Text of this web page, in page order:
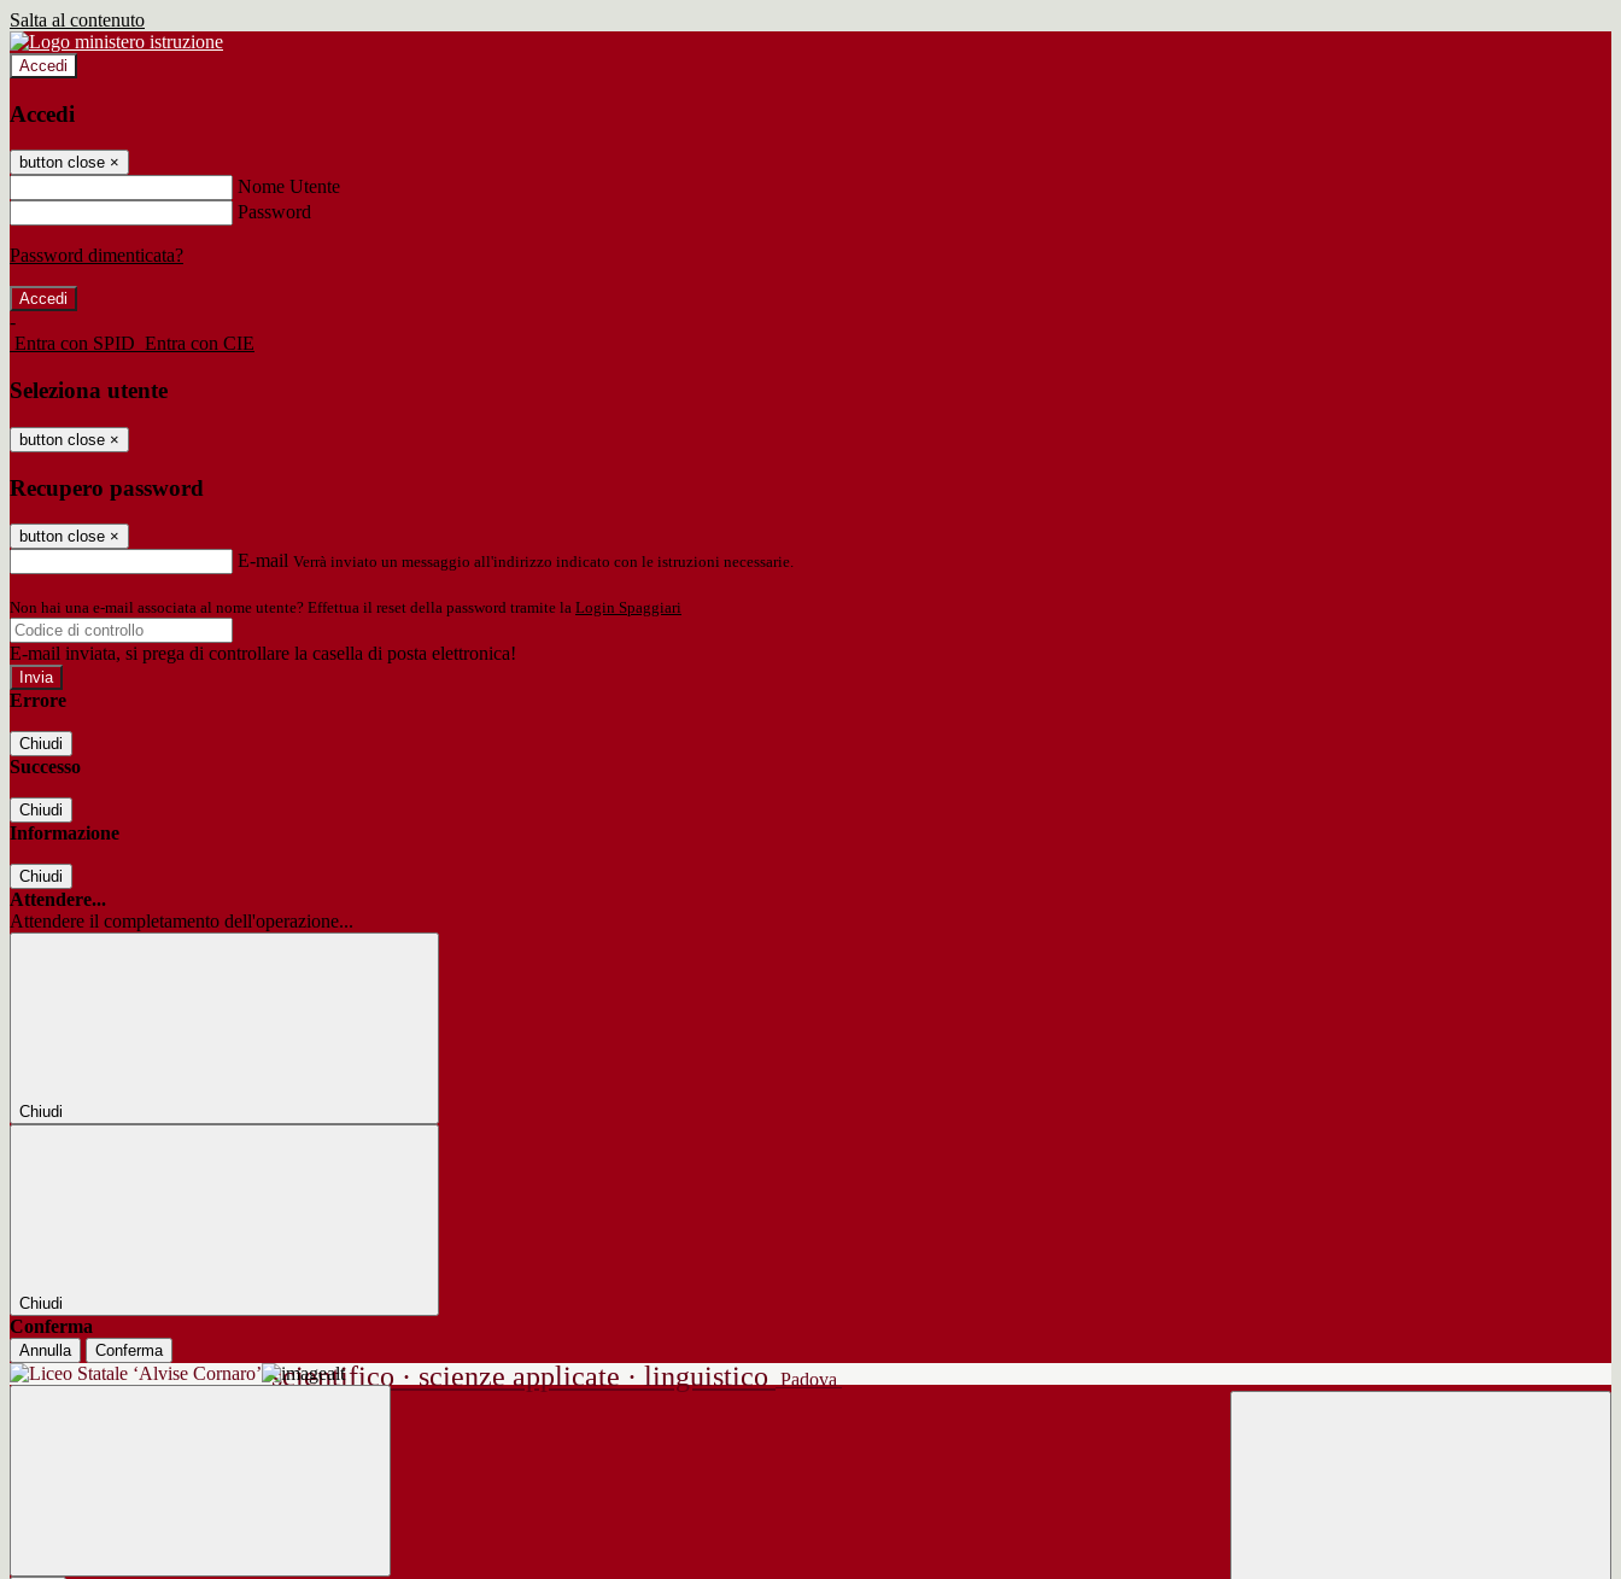
Salta al contenuto
Accedi
Accedi
button close ×
Nome Utente
Password
Password dimenticata?
-
Entra con SPID Entra con CIE
Seleziona utente
button close ×
Recupero password
button close ×
E-mail Verrà inviato un messaggio all'indirizzo indicato con le istruzioni necessarie.
Non hai una e-mail associata al nome utente? Effettua il reset della password tramite la Login Spaggiari
E-mail inviata, si prega di controllare la casella di posta elettronica!
Errore
Chiudi
Successo
Chiudi
Informazione
Chiudi
Attendere...
Attendere il completamento dell'operazione...
Chiudi
Chiudi
Conferma
Annulla Conferma
scientifico · scienze applicate · linguistico Padova